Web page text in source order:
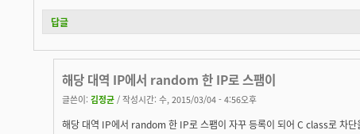
답글
해당 대역 IP에서 random 한 IP로 스팸이
글쓴이: 김정균 / 작성시간: 수, 2015/03/04 - 4:56오후
해당 대역 IP에서 random 한 IP로 스팸이 자꾸 등록이 되어 C class로 차단